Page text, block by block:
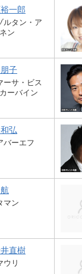
一郎
ルタン・ア
ン
子
ーサ・ビス
カーバイン
弘
バーエフ
マン
直樹
ウリ